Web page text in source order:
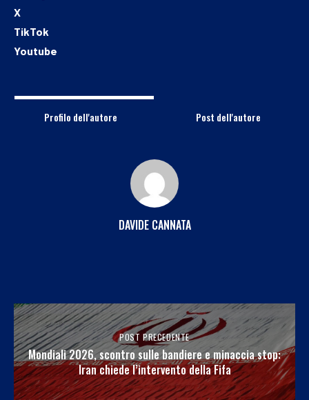
X
TikTok
Youtube
Profilo dell'autore Post dell'autore
DAVIDE CANNATA
POST PRECEDENTE
Mondiali 2026, scontro sulle bandiere e minaccia stop:
Iran chiede l’intervento della Fifa